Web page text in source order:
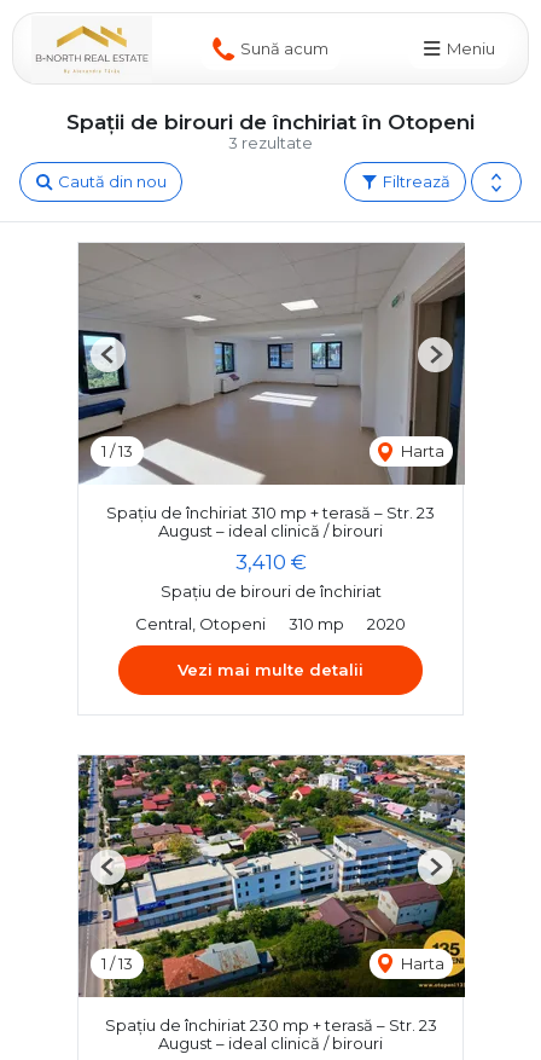
Sună acum Meniu
3 rezultate
Spații de birouri de închiriat în Otopeni
Filtrează
Caută din nou
1 /13 Harta
Previous Next
Spațiu de închiriat 310 mp + terasă – Str. 23
August – ideal clinică / birouri
3,410 €
Spațiu de birouri de închiriat
Central, Otopeni
310 mp 2020
Vezi mai multe detalii
1 /13 Harta
Previous Next
Spațiu de închiriat 230 mp + terasă – Str. 23
August – ideal clinică / birouri